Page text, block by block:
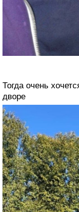
Тогда очень
дворе